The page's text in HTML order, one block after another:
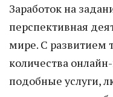
Заработок на
перспективная
мире. С развитием
количества
подобные услуги,